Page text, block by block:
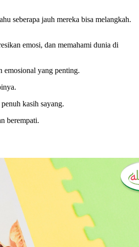
seberapa jauh mereka bisa melangkah.
emosi, dan memahami dunia di
emosional yang penting.
kasih sayang.
berempati.